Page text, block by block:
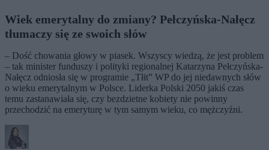
Wiek emerytalny do zmiany? Pełczyńska-Nałęcz
tłumaczy się ze swoich słów
– Dość chowania głowy w piasek. Wszyscy wiedzą, że jest problem
– tak minister funduszy i polityki regionalnej Katarzyna Pełczyńska-
Nałęcz odniosła się w programie „Tłit” WP do jej niedawnych słów
o wieku emerytalnym w Polsce. Liderka Polski 2050 jakiś czas
temu zastanawiała się, czy bezdzietne kobiety nie powinny
przechodzić na emeryturę w tym samym wieku, co mężczyźni.